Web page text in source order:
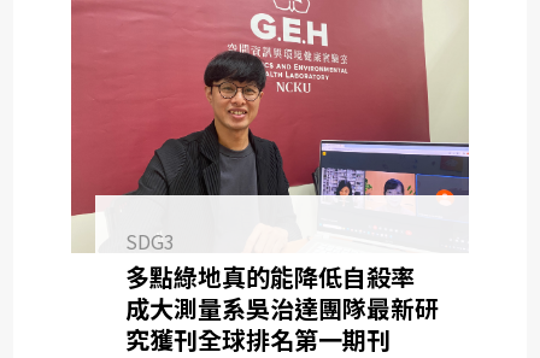
SDG3
多點綠地真的能降低自殺率
成大測量系吳治達團隊最新研
究獲刊全球排名第一期刊